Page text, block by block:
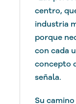
centro,
industria
porque
con cada
concepto
señala.
Su